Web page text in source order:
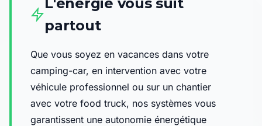
partout
Que vous soyez en vacances dans votre
camping-car, en intervention avec votre
véhicule professionnel ou sur un chantier
avec votre food truck, nos systèmes vous
garantissent une autonomie énergétique